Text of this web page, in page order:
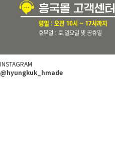
INSTAGRAM
@hyungkuk_hmade